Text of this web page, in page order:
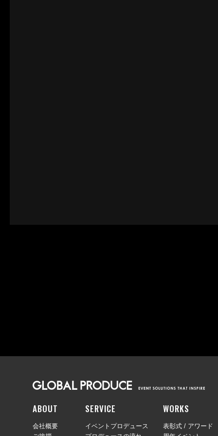
ABOUT
会社概要
SERVICE
イベントプロデュース
WORKS
表彰式 / アワード